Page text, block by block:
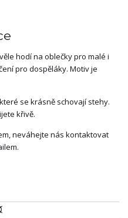
hodí na oblečky pro malé i
pro dospěláky. Motiv je
se krásně schovají stehy.
křivě.
neváhejte nás kontaktovat